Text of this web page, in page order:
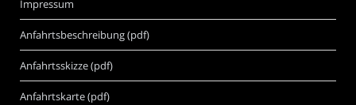
Impressum
Anfahrtsbeschreibung (pdf)
Anfahrtsskizze (pdf)
Anfahrtskarte (pdf)